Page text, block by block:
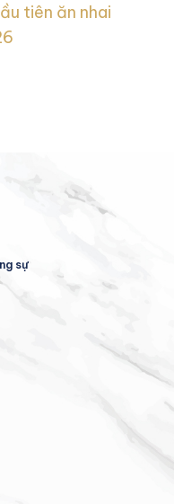
tiên ăn nhai
sự